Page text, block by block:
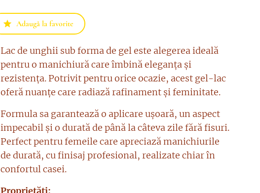
Adaugă la favorite
Lac de unghii sub forma de gel este alegerea ideală
pentru o manichiură care îmbină eleganța și
rezistența. Potrivit pentru orice ocazie, acest gel-lac
oferă nuanțe care radiază rafinament și feminitate.
Formula sa garantează o aplicare ușoară, un aspect
impecabil și o durată de până la câteva zile fără fisuri.
Perfect pentru femeile care apreciază manichiurile
de durată, cu finisaj profesional, realizate chiar în
confortul casei.